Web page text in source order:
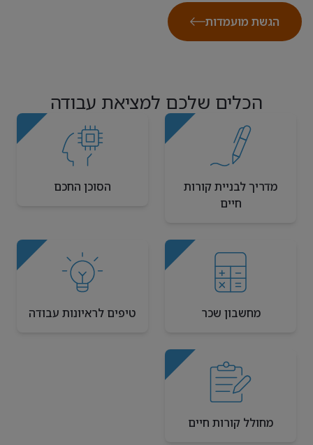
הגשת מועמדות
הכלים שלכם למציאת עבודה
מדריך לבניית קורות
חיים
הסוכן החכם
מחשבון שכר טיפים לראיונות עבודה
מחולל קורות חיים